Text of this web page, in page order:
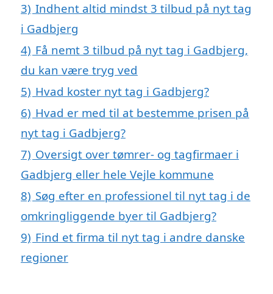
3) Indhent altid mindst 3 tilbud på nyt tag
i Gadbjerg
4) Få nemt 3 tilbud på nyt tag i Gadbjerg,
du kan være tryg ved
5) Hvad koster nyt tag i Gadbjerg?
6) Hvad er med til at bestemme prisen på
nyt tag i Gadbjerg?
7) Oversigt over tømrer- og tagfirmaer i
Gadbjerg eller hele Vejle kommune
8) Søg efter en professionel til nyt tag i de
omkringliggende byer til Gadbjerg?
9) Find et firma til nyt tag i andre danske
regioner